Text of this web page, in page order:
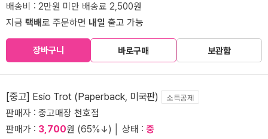
배송비 : 2만원 미만 배송료 2,500원
지금 택배로 주문하면 내일 출고 가능
장바구니 바로구매 보관함
[중고] Esio Trot (Paperback, 미국판) 소득공제
판매자 : 중고매장 천호점
판매가 : 3,700원 (65%↓) │ 상태 : 중